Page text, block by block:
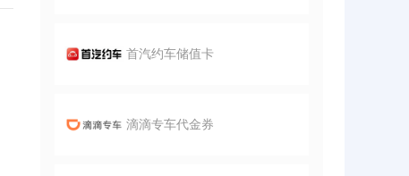
首汽约车储值卡
滴滴专车代金券